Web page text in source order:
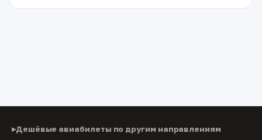
Дешёвые авиабилеты по другим направлениям